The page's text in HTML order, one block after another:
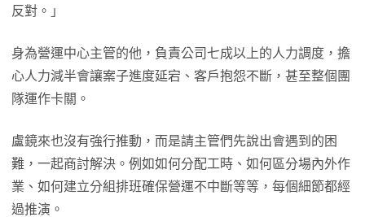
反對。」
身為營運中心主管的他，負責公司七成以上的人力調度，擔
心人力減半會讓案子進度延宕、客戶抱怨不斷，甚至整個團
隊運作卡關。
盧鏡來也沒有強行推動，而是請主管們先說出會遇到的困
難，一起商討解決。例如如何分配工時、如何區分場內外作
業、如何建立分組排班確保營運不中斷等等，每個細節都經
過推演。